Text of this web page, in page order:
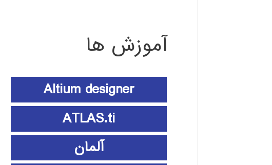
آموزش ها
Altium designer
ATLAS.ti
آلمان